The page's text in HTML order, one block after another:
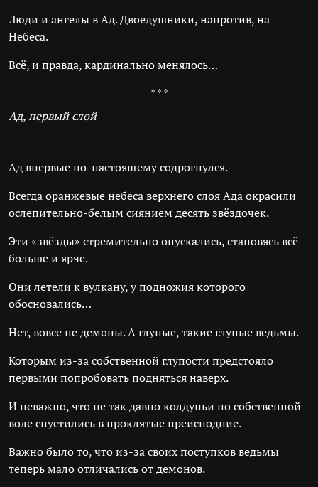
Люди и ангелы в Ад. Двоедушники, напротив, на
Небеса.
Всё, и правда, кардинально менялось…
* * *
Ад, первый слой
Ад впервые по-настоящему содрогнулся.
Всегда оранжевые небеса верхнего слоя Ада окрасили
ослепительно-белым сиянием десять звёздочек.
Эти «звёзды» стремительно опускались, становясь всё
больше и ярче.
Они летели к вулкану, у подножия которого
обосновались…
Нет, вовсе не демоны. А глупые, такие глупые ведьмы.
Которым из-за собственной глупости предстояло
первыми попробовать подняться наверх.
И неважно, что не так давно колдуньи по собственной
воле спустились в проклятые преисподние.
Важно было то, что из-за своих поступков ведьмы
теперь мало отличались от демонов.